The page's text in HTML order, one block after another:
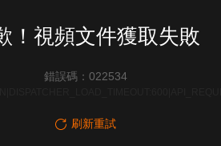
！視頻文件獲取失敗
錯誤碼：022534
刷新重試